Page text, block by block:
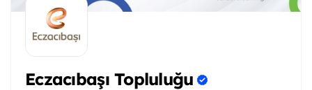
Eczacıbaşı Topluluğu